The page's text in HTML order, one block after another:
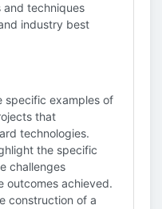
and techniques
industry best
specific examples of
that
technologies.
the specific
challenges
outcomes achieved.
construction of a